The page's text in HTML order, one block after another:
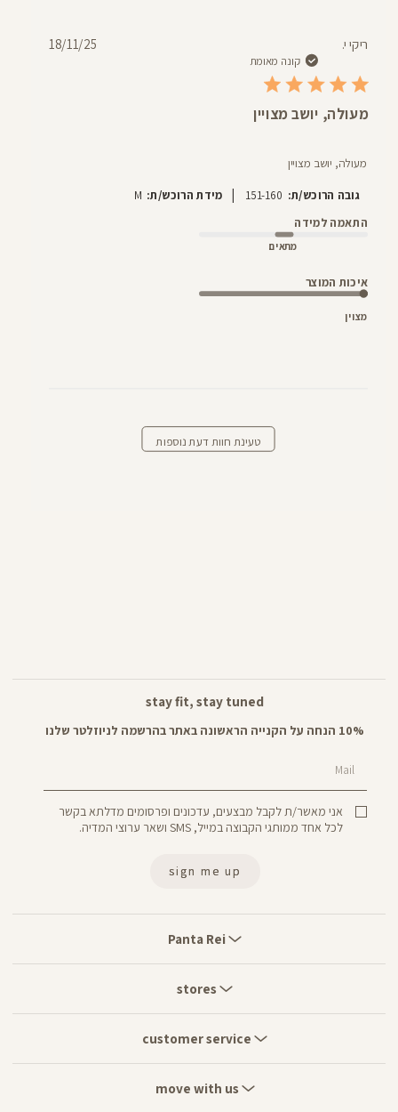
ריקי י.
קונה מאומת
מעולה, יושב מצויין
מעולה, יושב מצויין
גובה הרוכש/ת: 151-160
| מידת הרוכש/ת: M
התאמה למידה
מתאים
איכות המוצר
מצוין
18/11/25
טעינת חוות דעת נוספות
Rei
Panta Rei
stores
with
service
customer service
stay fit, stay tuned
10% הנחה על הקנייה הראשונה באתר בהרשמה לניוזלטר שלנו
Mail
אני מאשר/ת לקבל מבצעים, עדכונים ופרסומים מדלתא בקשר
לכל אחד ממותגי הקבוצה במייל, SMS ושאר ערוצי המדיה.
sign me up